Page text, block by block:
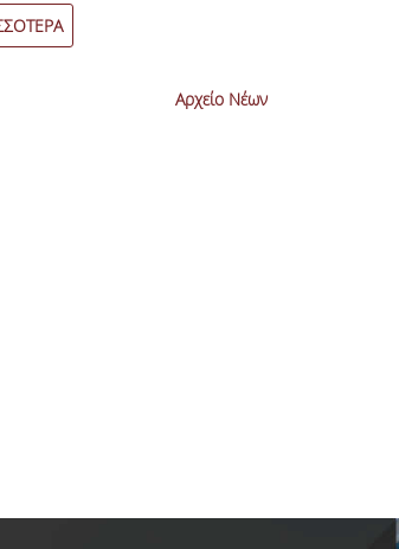
Αρχείο Νέων